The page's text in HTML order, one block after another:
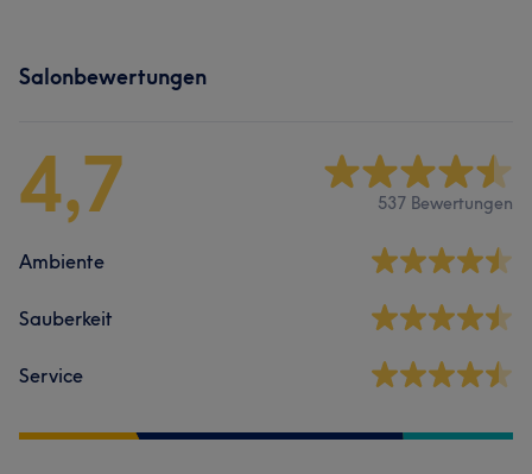
Salonbewertungen
4,7 537 Bewertungen
Ambiente
Sauberkeit
Service